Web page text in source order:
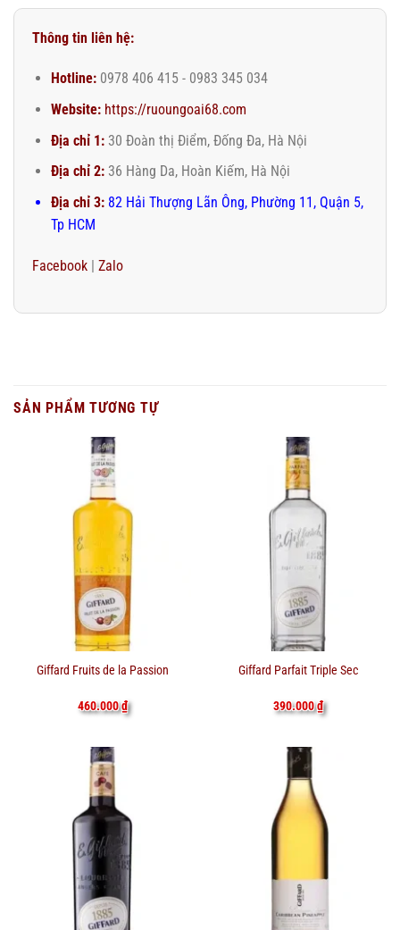
Thông tin liên hệ:
Hotline:0978 406 415 - 0983 345 034
Website: https://ruoungoai68.com
Địa chỉ 1:30 Đoàn thị Điểm, Đống Đa, Hà Nội
Địa chỉ 2:36 Hàng Da, Hoàn Kiếm, Hà Nội
Địa chỉ 3:82 Hải Thượng Lãn Ông, Phường 11, Quận 5,
Tp HCM
Facebook | Zalo
SẢN PHẨM TƯƠNG TỰ
Giffard Fruits de la Passion
460.000₫
Giffard Parfait Triple Sec
390.000₫